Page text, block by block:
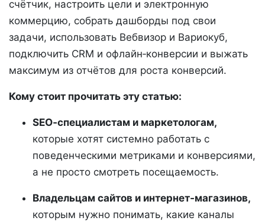
счётчик, настроить цели и электронную
коммерцию, собрать дашборды под свои
задачи, использовать Вебвизор и Вариокуб,
подключить CRM и офлайн‑конверсии и выжать
максимум из отчётов для роста конверсий.
Кому стоит прочитать эту статью:
SEO‑специалистам и маркетологам,
которые хотят системно работать с
поведенческими метриками и конверсиями,
а не просто смотреть посещаемость.
Владельцам сайтов и интернет‑магазинов,
которым нужно понимать, какие каналы